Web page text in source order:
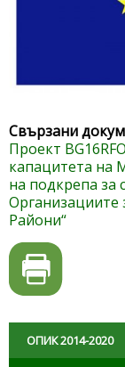
Свързани
Проект
капацитета на
на подкрепа за
Организациите
Райони“
ОПИК 2014-2020